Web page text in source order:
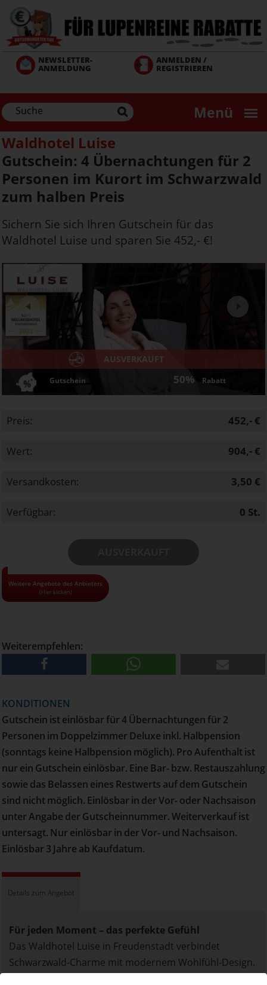
zum
Inhalt
NEWSLETTER-
ANMELDUNG
ANMELDEN /
REGISTRIEREN
Menü
Waldhotel Luise
Gutschein: 4 Übernachtungen für 2
Personen im Kurort im Schwarzwald
zum halben Preis
Sichern Sie sich Ihren Gutschein für das
Waldhotel Luise und sparen Sie 452,- €!
AUSVERKAUFT
Gutschein 50% Rabatt
Next
Preis: 452,- €
Wert: 904,- €
Versandkosten: 3,50 €
Verfügbar: 0 St.
Weitere Angebote des Anbieters
(Hier klicken)
• Alle Gutscheine und Tickets nur solange der Vorrat reicht!
• Pro Haushalt kann maximal 1 Gutschein bestellt werden
Weiterempfehlen:
KONDITIONEN
Gutschein ist einlösbar für 4 Übernachtungen für 2
Personen im Doppelzimmer Deluxe inkl. Halbpension
(sonntags keine Halbpension möglich). Pro Aufenthalt ist
nur ein Gutschein einlösbar. Eine Bar- bzw. Restauszahlung
sowie das Belassen eines Restwerts auf dem Gutschein
sind nicht möglich. Einlösbar in der Vor- oder Nachsaison
unter Angabe der Gutscheinnummer. Weiterverkauf ist
untersagt. Nur einlösbar in der Vor- und Nachsaison.
Einlösbar 3 Jahre ab Kaufdatum.
Details zum Angebot
Für jeden Moment – das perfekte Gefühl
Das Waldhotel Luise in Freudenstadt verbindet
Schwarzwald-Charme mit modernem Wohlfühl-Design.